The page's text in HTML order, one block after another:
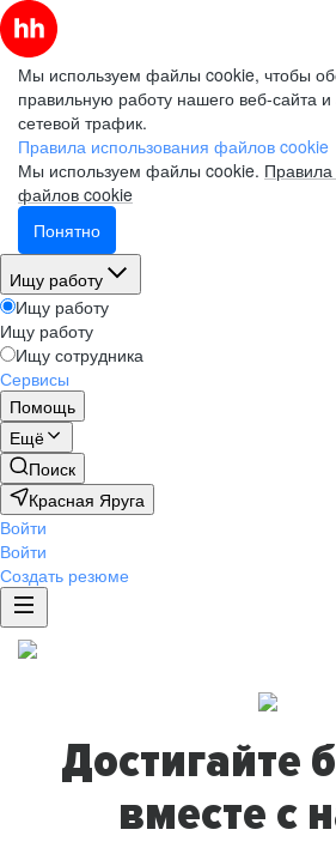
Мы используем файлы cookie, чтобы
правильную работу нашего веб-сайта и
сетевой трафик.
Правила использования файлов cookie
Мы используем файлы cookie. Правила
файлов cookie
Понятно
Ищу работу
Ищу работу
Ищу работу
Ищу сотрудника
Сервисы
Помощь
Ещё
Поиск
Красная Яруга
Войти
Войти
Создать резюме
Достигайте
вместе с